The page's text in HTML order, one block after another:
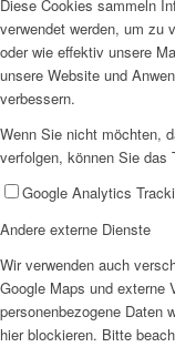
UFH
Diese Cookies sammeln
verwendet werden, um zu
oder wie effektiv unsere
unsere Website und
verbessern.
Wenn Sie nicht möchten,
verfolgen, können Sie das
Google Analytics
Andere externe Dienste
Wir verwenden auch
Google Maps und externe
personenbezogene Daten
hier blockieren. Bitte